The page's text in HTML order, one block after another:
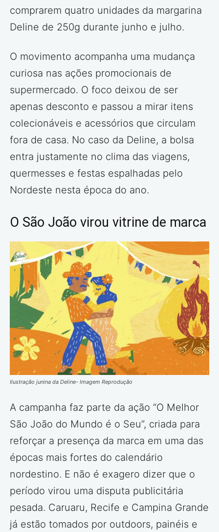
comprarem quatro unidades da margarina
Deline de 250g durante junho e julho.
O movimento acompanha uma mudança
curiosa nas ações promocionais de
supermercado. O foco deixou de ser
apenas desconto e passou a mirar itens
colecionáveis e acessórios que circulam
fora de casa. No caso da Deline, a bolsa
entra justamente no clima das viagens,
quermesses e festas espalhadas pelo
Nordeste nesta época do ano.
O São João virou vitrine de marca
Ilustração junina da Deline- Imagem Reprodução
A campanha faz parte da ação “O Melhor
São João do Mundo é o Seu”, criada para
reforçar a presença da marca em uma das
épocas mais fortes do calendário
nordestino. E não é exagero dizer que o
período virou uma disputa publicitária
pesada. Caruaru, Recife e Campina Grande
já estão tomados por outdoors, painéis e